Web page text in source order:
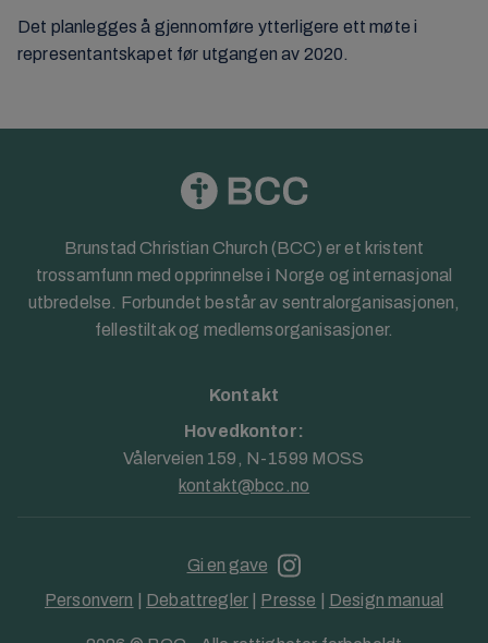
Det planlegges å gjennomføre ytterligere ett møte i
representantskapet før utgangen av 2020.
Brunstad Christian Church (BCC) er et kristent
trossamfunn med opprinnelse i Norge og internasjonal
utbredelse. Forbundet består av sentralorganisasjonen,
fellestiltak og medlemsorganisasjoner.
Kontakt
Hovedkontor:
Vålerveien 159, N-1599 MOSS
kontakt@bcc.no
Personvern Debattregler| Presse Design manual
Gi en gave